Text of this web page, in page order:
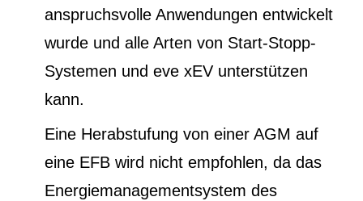
anspruchsvolle Anwendungen entwickelt
wurde und alle Arten von Start-Stopp-
Systemen und eve xEV unterstützen
kann.
Eine Herabstufung von einer AGM auf
eine EFB wird nicht empfohlen, da das
Energiemanagementsystem des